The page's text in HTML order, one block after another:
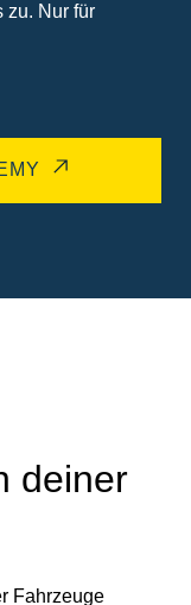
zu. Nur für
deiner
Fahrzeuge